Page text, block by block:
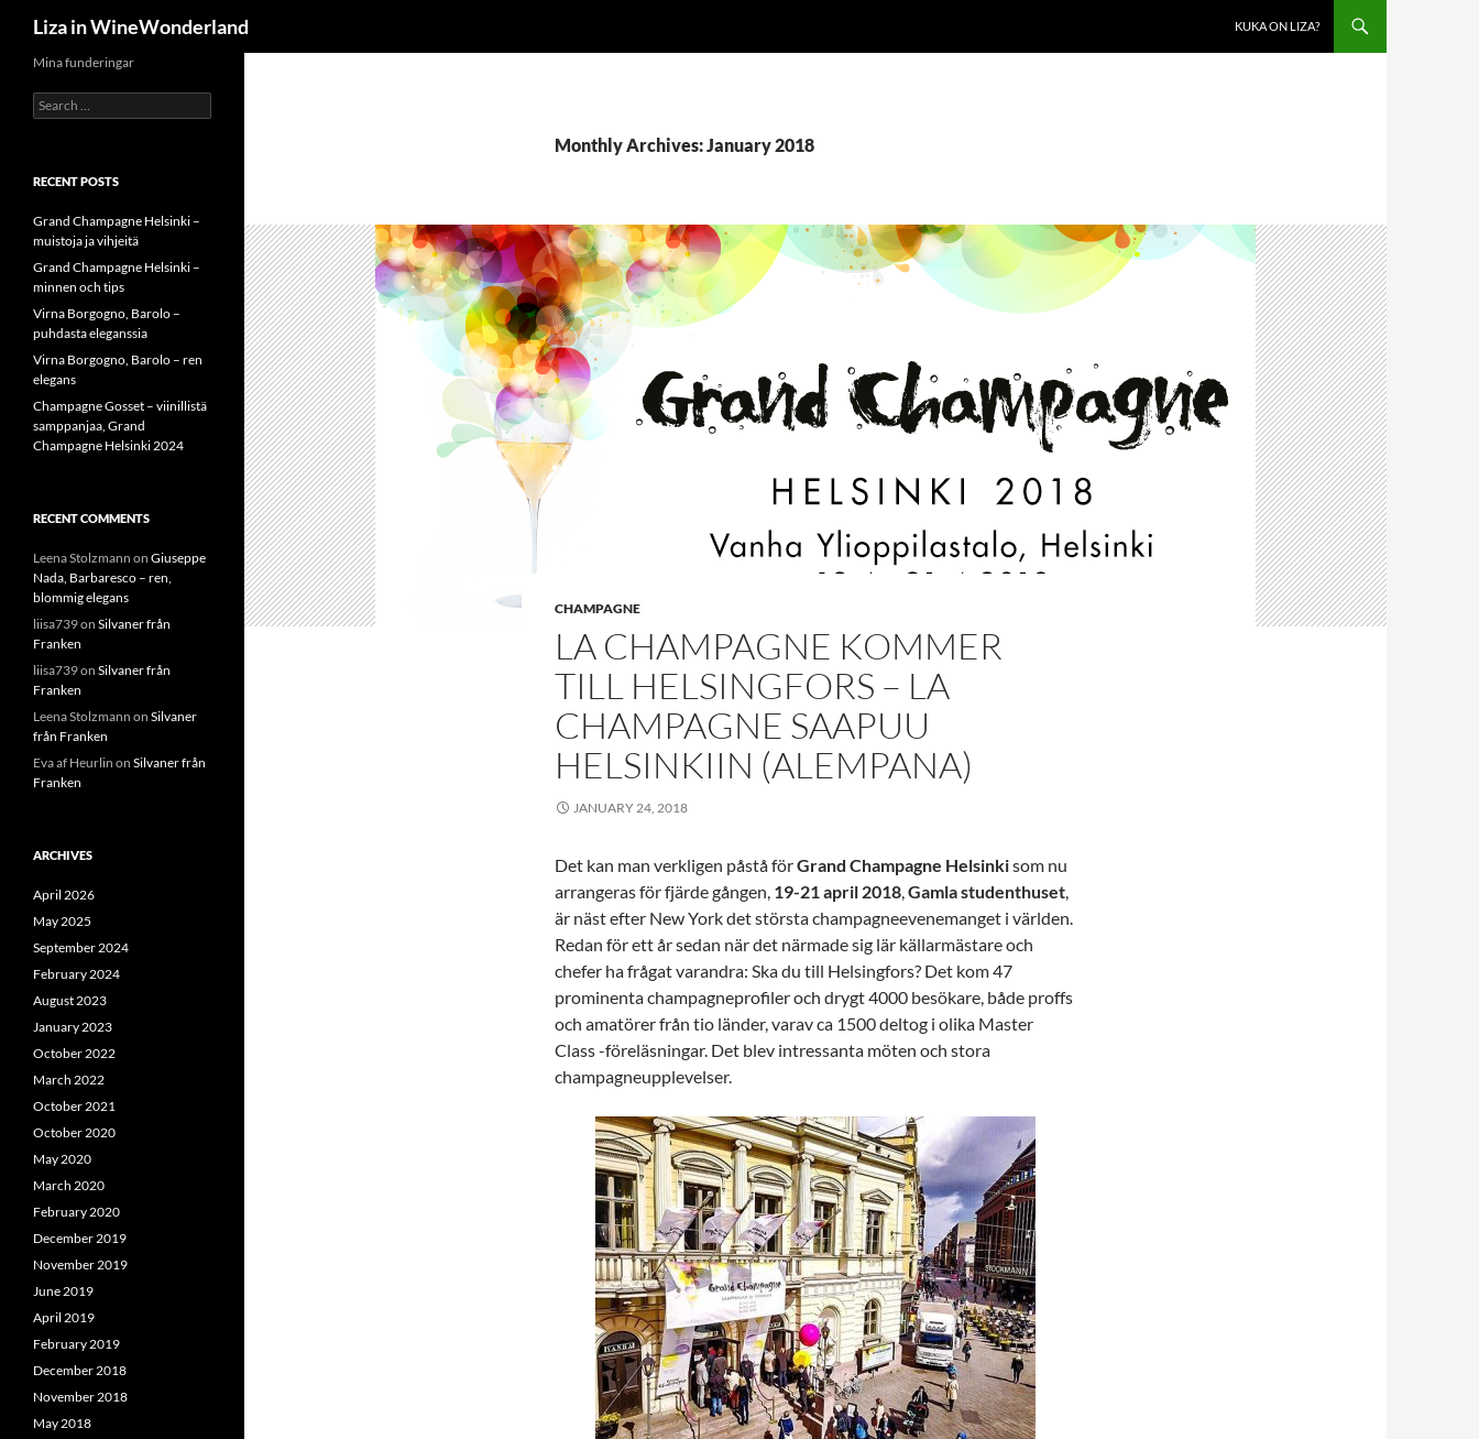
content
Liza in WineWonderland KUKA ON LIZA?
Monthly Archives: January 2018
CHAMPAGNE
LA CHAMPAGNE KOMMER
TILL HELSINGFORS – LA
CHAMPAGNE SAAPUU
HELSINKIIN (ALEMPANA)
JANUARY 24, 2018
Det kan man verkligen påstå förGrand Champagne Helsinkisom nu
arrangeras för fjärde gången, 19-21 april 2018,Gamla studenthuset,
är näst efter New York det största champagneevenemanget i världen.
Redan för ett år sedan när det närmade sig lär källarmästare och
chefer ha frågat varandra: Ska du till Helsingfors? Det kom 47
prominenta champagneprofiler och drygt 4000 besökare, både proffs
och amatörer från tio länder, varav ca 1500 deltog i olika Master
Class -föreläsningar. Det blev intressanta möten och stora
champagneupplevelser.
Mina funderingar
Search
for:
RECENT POSTS
Grand Champagne Helsinki –
muistoja ja vihjeitä
Grand Champagne Helsinki –
minnen och tips
Virna Borgogno, Barolo –
puhdasta eleganssia
Virna Borgogno, Barolo – ren
elegans
Champagne Gosset – viinillistä
samppanjaa, Grand
Champagne Helsinki 2024
RECENT COMMENTS
Leena Stolzmann on Giuseppe
Nada, Barbaresco – ren,
blommig elegans
liisa739on Silvaner från
Franken
liisa739on Silvaner från
Franken
Leena Stolzmann on Silvaner
från Franken
Eva af Heurlin on Silvaner från
Franken
ARCHIVES
April 2026
May 2025
September 2024
February 2024
August 2023
January 2023
October 2022
March 2022
October 2021
October 2020
May 2020
March 2020
February 2020
December 2019
November 2019
June 2019
April 2019
February 2019
December 2018
November 2018
May 2018